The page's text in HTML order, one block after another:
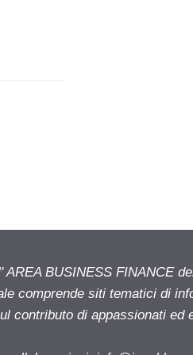
BUSINESS FINANCE
comprende siti tematici di
contributo di appassionati ed